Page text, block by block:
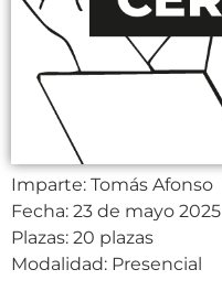
Imparte: Tomás Afonso
Fecha: 23 de mayo 2025
Plazas: 20 plazas
Modalidad: Presencial